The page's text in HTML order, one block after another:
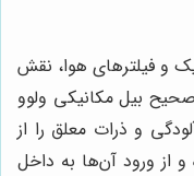
و فیلترهای هوا، نقش
بیل مکانیکی ولوو
و ذرات معلق را از
از ورود آن‌ها به داخل